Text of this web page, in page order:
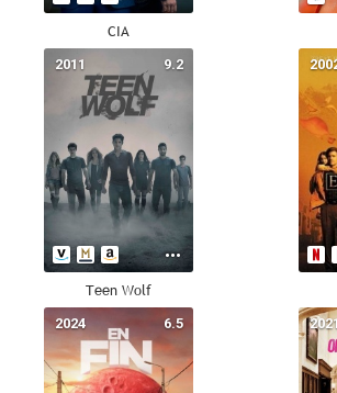
CIA
9.2
2011
Teen Wolf
6.5
2024